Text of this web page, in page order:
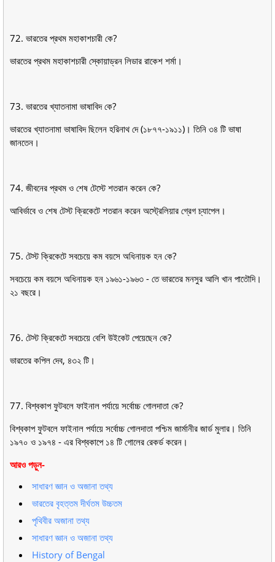
72. ভারতের প্রথম মহাকাশচারী কে?
ভারতের প্রথম মহাকাশচারী স্কোয়াড্রন লিডার রাকেশ শর্মা।
73. ভারতের খ্যাতনামা ভাষাবিদ কে?
ভারতের খ্যাতনামা ভাষাবিদ ছিলেন হরিনাথ দে (১৮৭৭-১৯১১)। তিনি ৩৪ টি ভাষা
জানতেন।
74. জীবনের প্রথম ও শেষ টেস্টে শতরান করেন কে?
আবির্ভাবে ও শেষ টেস্ট ক্রিকেটে শতরান করেন অস্ট্রেলিয়ার গ্রেগ চ্যাপেল।
75. টেস্ট ক্রিকেটে সবচেয়ে কম বয়সে অধিনায়ক হন কে?
সবচেয়ে কম বয়সে অধিনায়ক হন ১৯৬১-১৯৬৩ - তে ভারতের মনসুর আলি খান পাতৌদি।
২১ বছরে।
76. টেস্ট ক্রিকেটে সবচেয়ে বেশি উইকেট পেয়েছেন কে?
ভারতের কপিল দেব, ৪৩২ টি।
77. বিশ্বকাপ ফুটবলে ফাইনাল পর্যায়ে সর্বোচ্চ গােলদাতা কে?
বিশ্বকাপ ফুটবলে ফাইনাল পর্যায়ে সর্বোচ্চ গােলদাতা পশ্চিম জার্মানীর জার্ড মুলার। তিনি
১৯৭০ ও ১৯৭৪ - এর বিশ্বকাপে ১৪ টি গােলের রেকর্ড করেন।
আরও পড়ুন-
সাধারণ জ্ঞান ও অজানা তথ্য
ভারতের বৃহত্তম দীর্ঘতম উচ্চতম
পৃথিবীর অজানা তথ্য
সাধারণ জ্ঞান ও অজানা তথ্য
History of Bengal